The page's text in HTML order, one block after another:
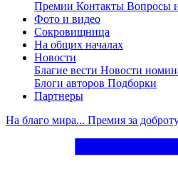
Премии Контакты Вопросы
Фото и видео
Сокровищница
На общих началах
Новости
Благие вести Новости
Блоги авторов Подборки
Партнеры
На благо мира... Премия за